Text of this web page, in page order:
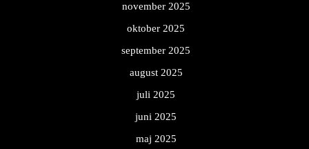
november 2025
oktober 2025
september 2025
august 2025
juli 2025
juni 2025
maj 2025